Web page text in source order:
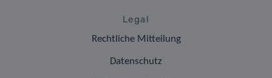
Legal
Rechtliche Mitteilung
Datenschutz